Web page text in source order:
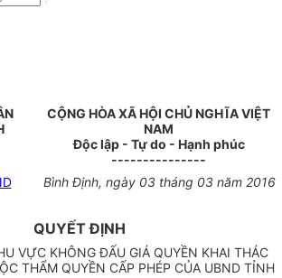
CỘNG HÒA XÃ HỘI CHỦ NGHĨA VIỆT
NAM
Độc lập - Tự do - Hạnh phúc
---------------
Bình Định, ngày 03 tháng 03 năm 2016
QUYẾT ĐỊNH
VỰC KHÔNG ĐẤU GIÁ QUYỀN KHAI THÁC
THẨM QUYỀN CẤP PHÉP CỦA UBND TỈNH